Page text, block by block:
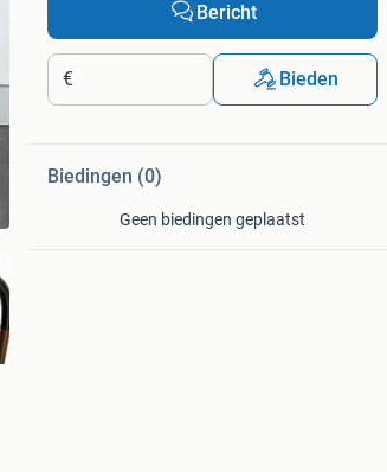
Bericht
€ Bieden
Biedingen (0)
Geen biedingen geplaatst